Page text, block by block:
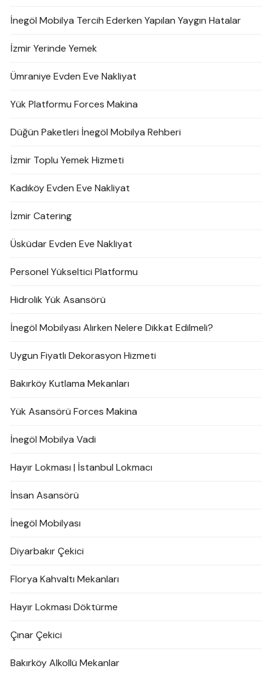
İnegöl Mobilya Tercih Ederken Yapılan Yaygın Hatalar
İzmir Yerinde Yemek
Ümraniye Evden Eve Nakliyat
Yük Platformu Forces Makina
Düğün Paketleri İnegöl Mobilya Rehberi
İzmir Toplu Yemek Hizmeti
Kadıköy Evden Eve Nakliyat
İzmir Catering
Üsküdar Evden Eve Nakliyat
Personel Yükseltici Platformu
Hidrolik Yük Asansörü
İnegöl Mobilyası Alırken Nelere Dikkat Edilmeli?
Uygun Fiyatlı Dekorasyon Hizmeti
Bakırköy Kutlama Mekanları
Yük Asansörü Forces Makina
İnegöl Mobilya Vadi
Hayır Lokması | İstanbul Lokmacı
İnsan Asansörü
İnegöl Mobilyası
Diyarbakır Çekici
Florya Kahvaltı Mekanları
Hayır Lokması Döktürme
Çınar Çekici
Bakırköy Alkollü Mekanlar